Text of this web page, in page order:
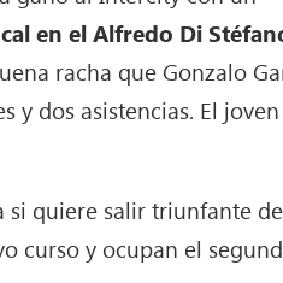
en el Alfredo Di
racha que Gonzalo
y dos asistencias. El joven
si quiere salir triunfante
curso y ocupan el